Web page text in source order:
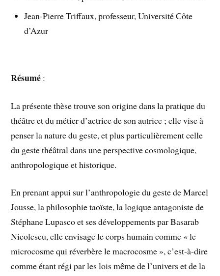
Jean-Pierre Triffaux, professeur, Université Côte
d’Azur
Résumé :
La présente thèse trouve son origine dans la pratique du
théâtre et du métier d’actrice de son autrice ; elle vise à
penser la nature du geste, et plus particulièrement celle
du geste théâtral dans une perspective cosmologique,
anthropologique et historique.
En prenant appui sur l’anthropologie du geste de Marcel
Jousse, la philosophie taoïste, la logique antagoniste de
Stéphane Lupasco et ses développements par Basarab
Nicolescu, elle envisage le corps humain comme « le
microcosme qui réverbère le macrocosme », c’est-à-dire
comme étant régi par les lois même de l’univers et de la